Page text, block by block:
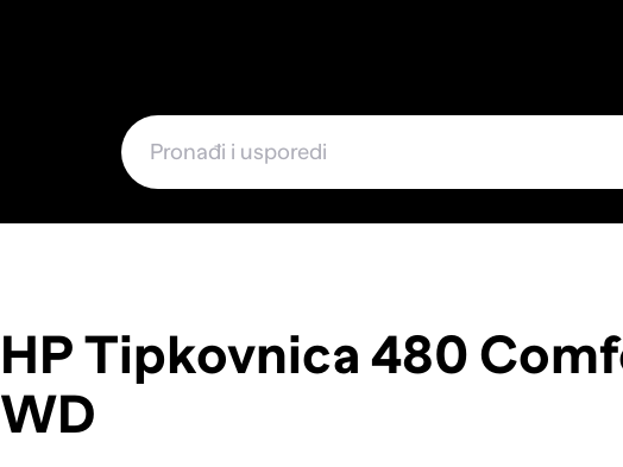
HP Tipkovnica 480
WD